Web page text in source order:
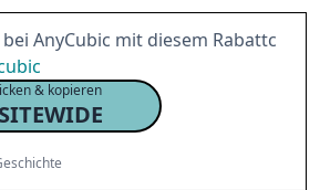
bei AnyCubic mit diesem Rabattc
& kopieren